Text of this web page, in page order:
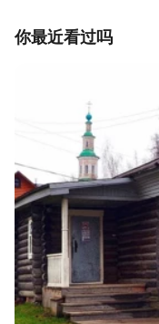
你最近看过吗